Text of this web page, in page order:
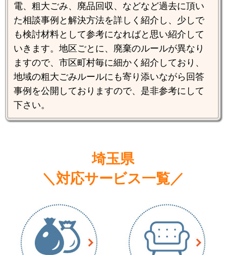
電、粗大ごみ、廃品回収、などなど過去に頂い
た相談事例と解決方法を詳しく紹介し、少しで
も検討材料として参考になればと思い紹介して
いきます。地区ごとに、廃棄のルールが異なり
ますので、市区町村毎に細かく紹介しており、
地域の粗大ごみルールにも寄り添いながら回答
事例を公開しておりますので、是非参考にして
下さい。
埼玉県
＼対応サービス一覧／